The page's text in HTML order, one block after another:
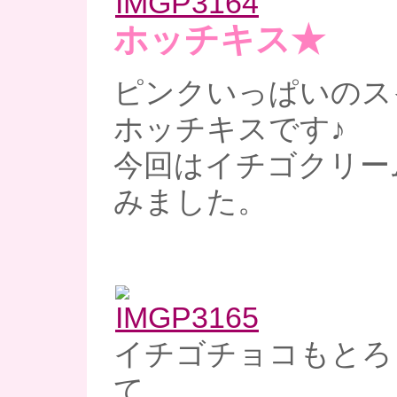
ホッチキス★
ピンクいっぱいの
ホッチキスです♪
今回はイチゴクリ
みました。
イチゴチョコもと
て、